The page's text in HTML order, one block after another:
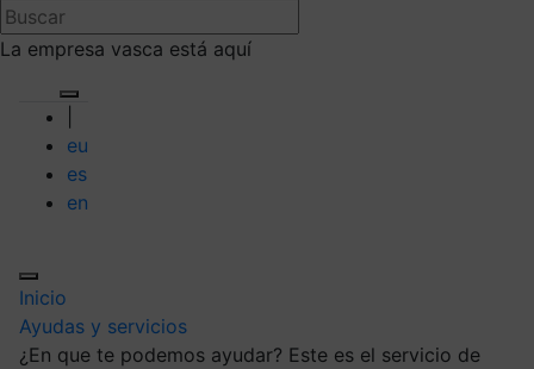
La empresa vasca está aquí
eu
es
en
Inicio
Ayudas y servicios
¿En que te podemos ayudar? Este es el servicio de